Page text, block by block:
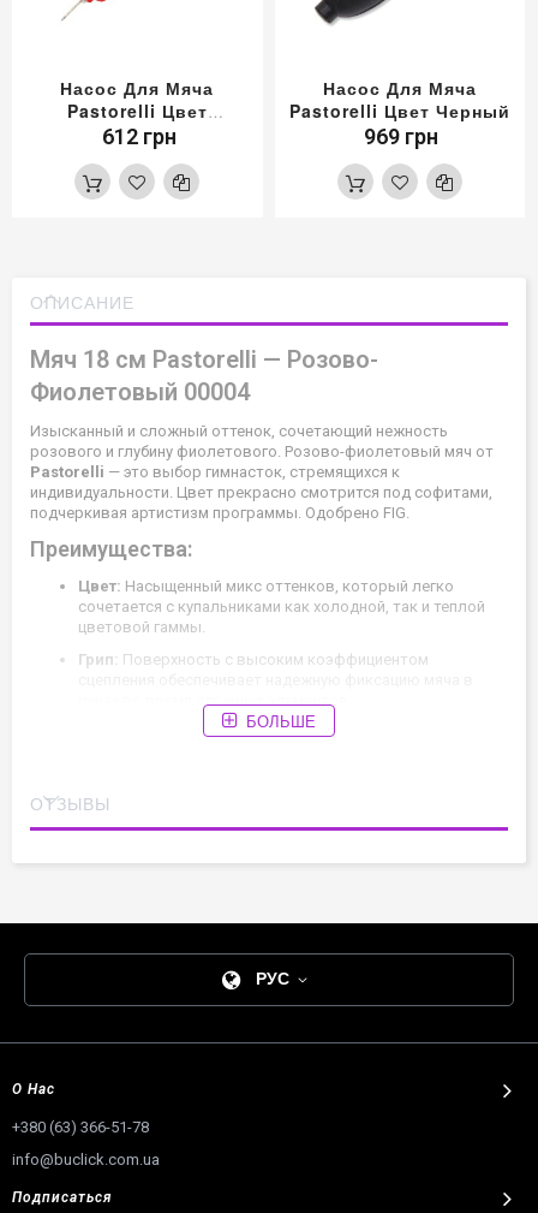
Насос Для Мяча
Pastorelli Цвет
Красный
612 грн
Насос Для Мяча
Pastorelli Цвет Черный
969 грн
ОПИСАНИЕ
Мяч 18 см Pastorelli — Розово-
Фиолетовый 00004
Изысканный и сложный оттенок, сочетающий нежность
розового и глубину фиолетового. Розово-фиолетовый мяч от
Pastorelli — это выбор гимнасток, стремящихся к
индивидуальности. Цвет прекрасно смотрится под софитами,
подчеркивая артистизм программы. Одобрено FIG.
Преимущества:
Цвет: Насыщенный микс оттенков, который легко
сочетается с купальниками как холодной, так и теплой
цветовой гаммы.
Грип: Поверхность с высоким коэффициентом
руках во время сложных элементов.
Эластичный итальянский каучук гарантирует
при вращении и качении по телу.
БОЛЬШЕ
ОТЗЫВЫ
РУС
О Нас
+380 (63) 366-51-78
info@buclick.com.ua
Подписаться